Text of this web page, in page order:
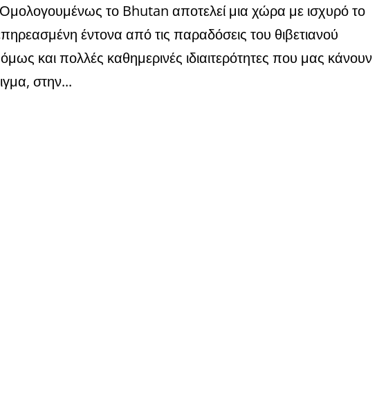
το Bhutan αποτελεί μια χώρα με ισχυρό το
έντονα από τις παραδόσεις του θιβετιανού
και πολλές καθημερινές ιδιαιτερότητες που μας κάνουν
στην...